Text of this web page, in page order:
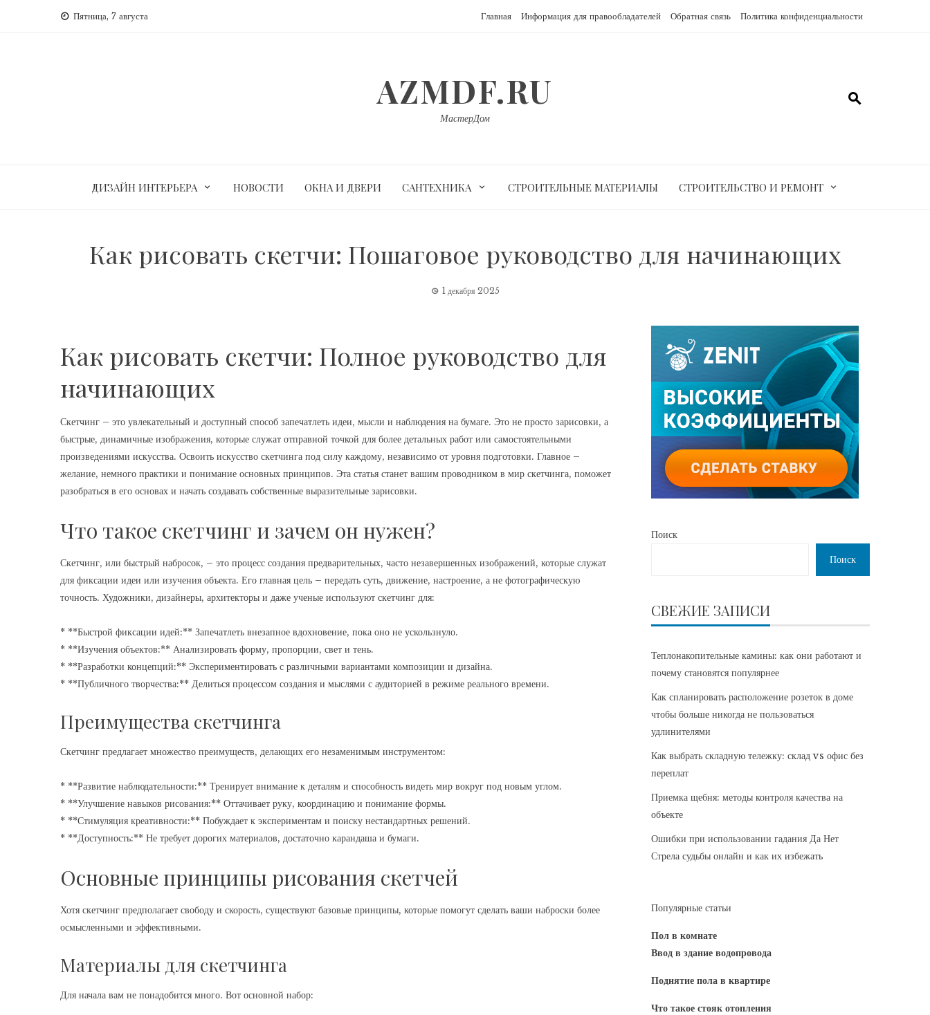
Пятница, 7 августа Главная Информация для правообладателей Обратная связь Политика конфиденциальности
AZMDF.RU
МастерДом
ДИЗАЙН ИНТЕРЬЕРА НОВОСТИ ОКНА И ДВЕРИ САНТЕХНИКА СТРОИТЕЛЬНЫЕ МАТЕРИАЛЫ СТРОИТЕЛЬСТВО И РЕМОНТ
Как рисовать скетчи: Пошаговое руководство для начинающих
1 декабря 2025
Как рисовать скетчи: Полное руководство для
начинающих
Скетчинг – это увлекательный и доступный способ запечатлеть идеи, мысли и наблюдения на бумаге. Это не просто зарисовки, а
быстрые, динамичные изображения, которые служат отправной точкой для более детальных работ или самостоятельными
произведениями искусства. Освоить искусство скетчинга под силу каждому, независимо от уровня подготовки. Главное –
желание, немного практики и понимание основных принципов. Эта статья станет вашим проводником в мир скетчинга, поможет
разобраться в его основах и начать создавать собственные выразительные зарисовки.
Что такое скетчинг и зачем он нужен?
Скетчинг, или быстрый набросок, – это процесс создания предварительных, часто незавершенных изображений, которые служат
для фиксации идеи или изучения объекта. Его главная цель – передать суть, движение, настроение, а не фотографическую
точность. Художники, дизайнеры, архитекторы и даже ученые используют скетчинг для:
* **Быстрой фиксации идей:** Запечатлеть внезапное вдохновение, пока оно не ускользнуло.
* **Изучения объектов:** Анализировать форму, пропорции, свет и тень.
* **Разработки концепций:** Экспериментировать с различными вариантами композиции и дизайна.
* **Публичного творчества:** Делиться процессом создания и мыслями с аудиторией в режиме реального времени.
Преимущества скетчинга
Скетчинг предлагает множество преимуществ, делающих его незаменимым инструментом:
* **Развитие наблюдательности:** Тренирует внимание к деталям и способность видеть мир вокруг под новым углом.
* **Улучшение навыков рисования:** Оттачивает руку, координацию и понимание формы.
* **Стимуляция креативности:** Побуждает к экспериментам и поиску нестандартных решений.
* **Доступность:** Не требует дорогих материалов, достаточно карандаша и бумаги.
Основные принципы рисования скетчей
Хотя скетчинг предполагает свободу и скорость, существуют базовые принципы, которые помогут сделать ваши наброски более
осмысленными и эффективными.
Материалы для скетчинга
Для начала вам не понадобится много. Вот основной набор:
Поиск
Поиск
СВЕЖИЕ ЗАПИСИ
Теплонакопительные камины: как они работают и
почему становятся популярнее
Как спланировать расположение розеток в доме
чтобы больше никогда не пользоваться
удлинителями
Как выбрать складную тележку: склад vs офис без
переплат
Приемка щебня: методы контроля качества на
объекте
Ошибки при использовании гадания Да Нет
Стрела судьбы онлайн и как их избежать
Популярные статьи
Пол в комнате
Ввод в здание водопровода
Поднятие пола в квартире
Что такое стояк отопления